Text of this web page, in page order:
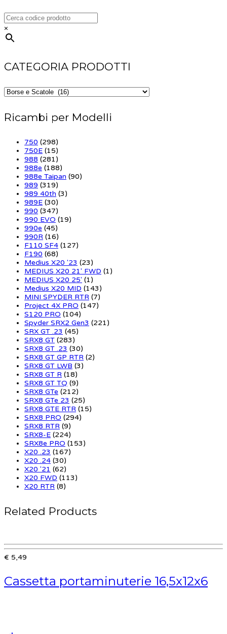
×
CATEGORIA PRODOTTI
Ricambi per Modelli
750 (298)
750E (15)
988 (281)
988e (188)
988e Taipan (90)
989 (319)
989 40th (3)
989E (30)
990 (347)
990 EVO (19)
990e (45)
990R (16)
F110 SF4 (127)
F190 (68)
Medius X20 '23 (23)
MEDIUS X20 21' FWD (1)
MEDIUS X20 25' (1)
Medius X20 MID (143)
MINI SPYDER RTR (7)
Project 4X PRO (147)
S120 PRO (104)
Spyder SRX2 Gen3 (221)
SRX GT .23 (45)
SRX8 GT (283)
SRX8 GT .23 (30)
SRX8 GT GP RTR (2)
SRX8 GT LWB (3)
SRX8 GT R (18)
SRX8 GT TQ (9)
SRX8 GTe (212)
SRX8 GTe 23 (25)
SRX8 GTE RTR (15)
SRX8 PRO (294)
SRX8 RTR (9)
SRX8-E (224)
SRX8e PRO (153)
X20 .23 (167)
X20 .24 (30)
X20 '21 (62)
X20 FWD (113)
X20 RTR (8)
Related Products
€ 5,49
Cassetta portaminuterie 16,5x12x6